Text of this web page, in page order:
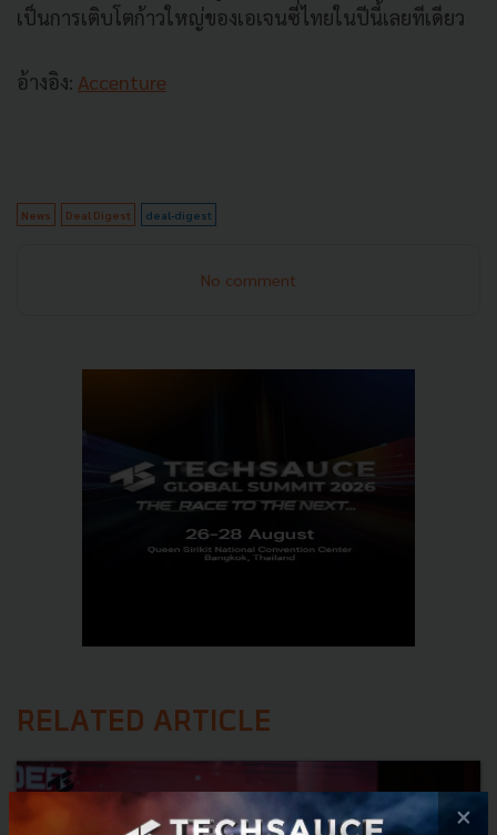
เป็นการเติบโตก้าวใหญ่ของเอเจนซี่ไทยในปีนี้เลยทีเดียว
อ้างอิง: Accenture
News Deal Digest deal-digest
No comment
RELATED ARTICLE
×